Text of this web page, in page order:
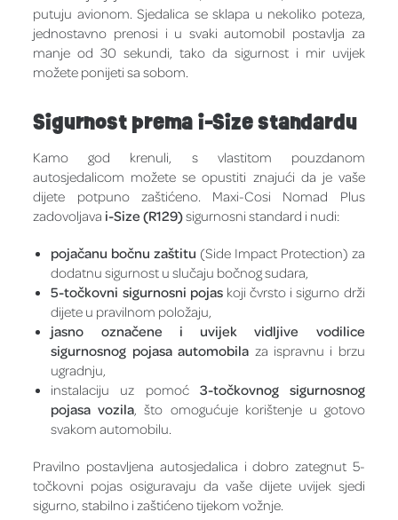
putuju avionom. Sjedalica se sklapa u nekoliko poteza,
jednostavno prenosi i u svaki automobil postavlja za
manje od 30 sekundi, tako da sigurnost i mir uvijek
možete ponijeti sa sobom.
Sigurnost prema i-Size standardu
Kamo god krenuli, s vlastitom pouzdanom
autosjedalicom možete se opustiti znajući da je vaše
dijete potpuno zaštićeno. Maxi-Cosi Nomad Plus
zadovoljava i-Size (R129)sigurnosni standard i nudi:
pojačanu bočnu zaštitu (Side Impact Protection) za
dodatnu sigurnost u slučaju bočnog sudara,
5-točkovni sigurnosni pojaskoji čvrsto i sigurno drži
dijete u pravilnom položaju,
jasno označene i uvijek vidljive vodilice
sigurnosnog pojasa automobila za ispravnu i brzu
ugradnju,
instalaciju uz pomoć 3-točkovnog sigurnosnog
pojasa vozila , što omogućuje korištenje u gotovo
svakom automobilu.
Pravilno postavljena autosjedalica i dobro zategnut 5-
točkovni pojas osiguravaju da vaše dijete uvijek sjedi
sigurno, stabilno i zaštićeno tijekom vožnje.